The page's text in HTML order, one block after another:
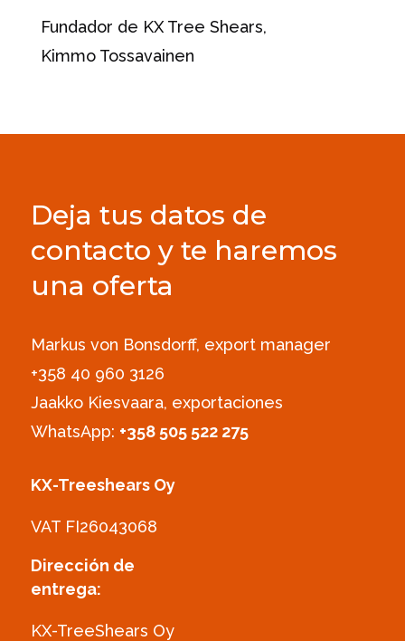
Fundador de KX Tree Shears,
Kimmo Tossavainen
Deja tus datos de
contacto y te haremos
una oferta
Markus von Bonsdorff, export manager
+358 40 960 3126‪
Jaakko Kiesvaara, exportaciones
WhatsApp: +358 505 522 275
KX-Treeshears Oy
VAT FI26043068
Dirección de
entrega:
KX-TreeShears Oy